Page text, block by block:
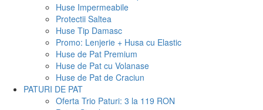
Huse Impermeabile
Protectii Saltea
Huse Tip Damasc
Promo: Lenjerie + Husa cu Elastic
Huse de Pat Premium
Huse de Pat cu Volanase
Huse de Pat de Craciun
PATURI DE PAT
Oferta Trio Paturi: 3 la 119 RON